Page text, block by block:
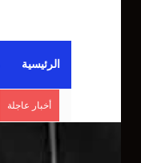
الرئيسية
أخبار عاجلة